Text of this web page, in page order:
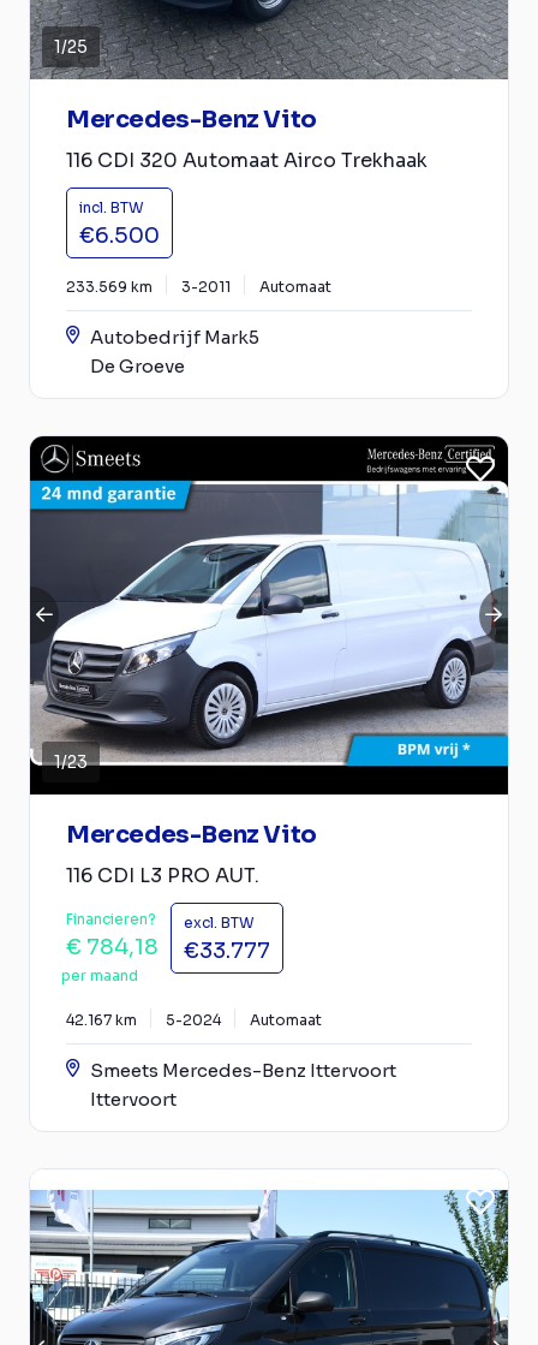
1/25
Mercedes-Benz Vito
116 CDI 320 Automaat Airco Trekhaak
incl. BTW
€6.500
233.569 km 3-2011 Automaat
Autobedrijf Mark5
De Groeve
1/23
Mercedes-Benz Vito
116 CDI L3 PRO AUT.
Financieren?
€ 784,18
per maand
excl. BTW
€33.777
42.167 km 5-2024 Automaat
Smeets Mercedes-Benz Ittervoort
Ittervoort